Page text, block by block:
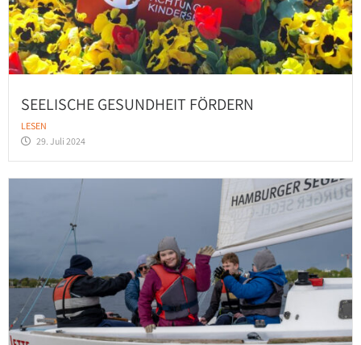
SEELISCHE GESUNDHEIT FÖRDERN
LESEN
29. Juli 2024